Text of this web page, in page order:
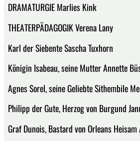
DRAMATURGIE Marlies Kink
THEATERPÄDAGOGIK Verena Lany
Karl der Siebente Sascha Tuxhorn
Königin Isabeau, seine Mutter Annette
Agnes Sorel, seine Geliebte Sithembile
Philipp der Gute, Herzog von Burgund
Graf Dunois, Bastard von Orleans Heisam